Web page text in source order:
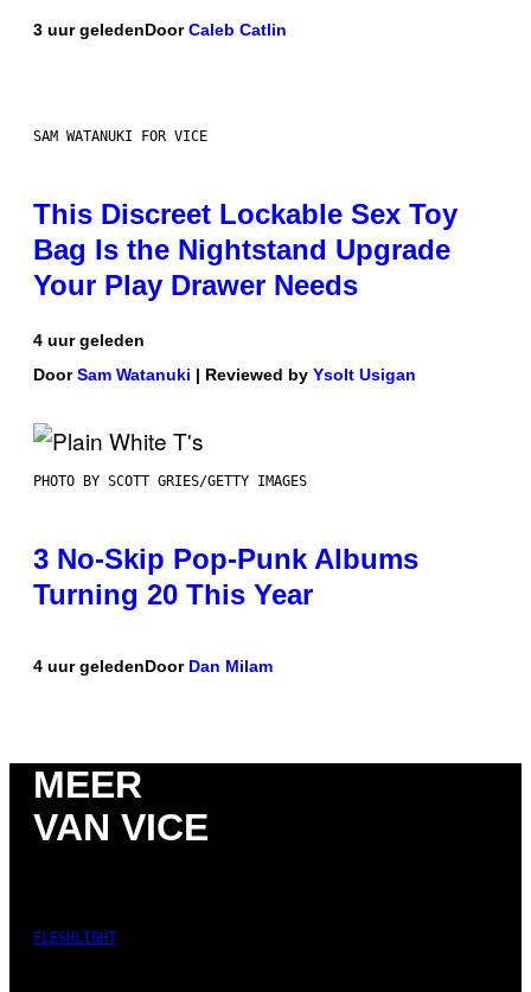
3 uur geledenDoorCaleb Catlin
SAM WATANUKI FOR VICE
This Discreet Lockable Sex Toy
Bag Is the Nightstand Upgrade
Your Play Drawer Needs
4 uur geleden
DoorSam Watanuki | Reviewed by Ysolt Usigan
PHOTO BY SCOTT GRIES/GETTY IMAGES
3 No-Skip Pop-Punk Albums
Turning 20 This Year
4 uur geledenDoor Dan Milam
MEER
VAN VICE
FLESHLIGHT